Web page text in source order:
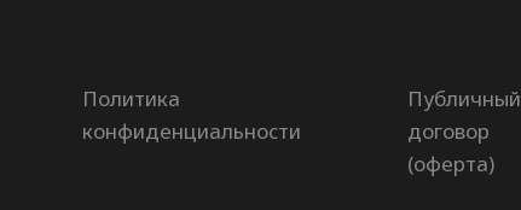
Политика
конфиденциальности
Публичный
договор
(оферта)